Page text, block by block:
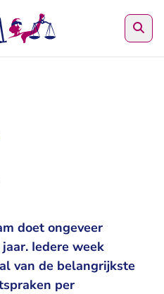
doet ongeveer
Iedere week
van de belangrijkste
per